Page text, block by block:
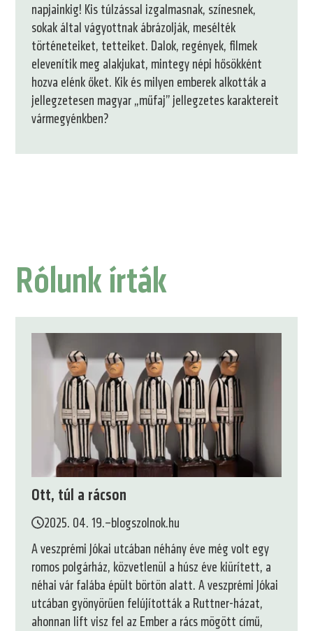
napjainkig! Kis túlzással izgalmasnak, színesnek,
sokak által vágyottnak ábrázolják, mesélték
történeteiket, tetteiket. Dalok, regények, filmek
elevenítik meg alakjukat, mintegy népi hősökként
hozva elénk őket. Kik és milyen emberek alkották a
jellegzetesen magyar „műfaj” jellegzetes karaktereit
vármegyénkben?
Rólunk írták
Ott, túl a rácson
2025. 04. 19.–blogszolnok.hu
A veszprémi Jókai utcában néhány éve még volt egy
romos polgárház, közvetlenül a húsz éve kiürített, a
néhai vár falába épült börtön alatt. A veszprémi Jókai
utcában gyönyörűen felújították a Ruttner-házat,
ahonnan lift visz fel az Ember a rács mögött című,